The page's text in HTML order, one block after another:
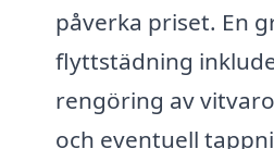
påverka priset. En
flyttstädning
rengöring av
och eventuell